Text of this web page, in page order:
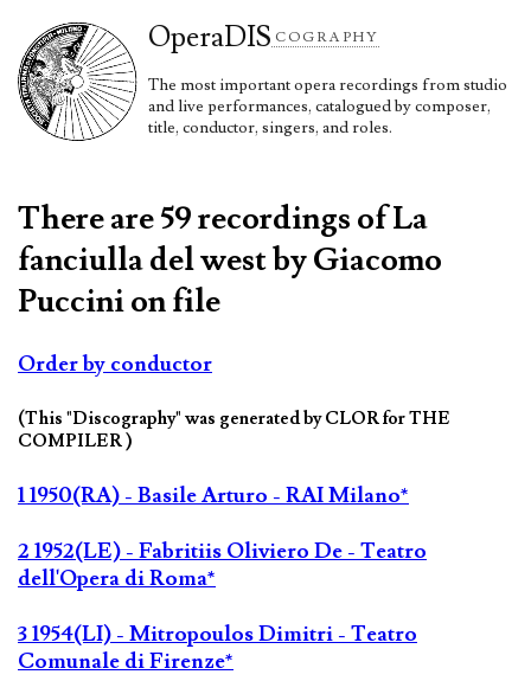
OperaDIS COGRAPHY
The most important opera recordings from studio
and live performances, catalogued by composer,
title, conductor, singers, and roles.
There are 59 recordings of La
fanciulla del west by Giacomo
Puccini on file
Order by conductor
(This "Discography" was generated by CLOR for THE
COMPILER )
1 1950(RA) - Basile Arturo - RAI Milano*
2 1952(LE) - Fabritiis Oliviero De - Teatro
dell'Opera di Roma*
3 1954(LI) - Mitropoulos Dimitri - Teatro
Comunale di Firenze*